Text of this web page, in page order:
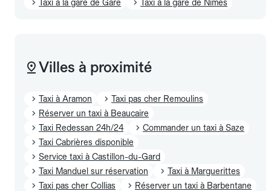
Taxi à la gare de Gare Taxi à la gare de Nimes
Villes à proximité
Taxi à Aramon
Taxi pas cher Remoulins
Réserver un taxi à Beaucaire
Taxi Redessan 24h/24
Commander un taxi à Saze
Taxi Cabrières disponible
Service taxi à Castillon-du-Gard
Taxi Manduel sur réservation
Taxi à Marguerittes
Taxi pas cher Collias
Réserver un taxi à Barbentane